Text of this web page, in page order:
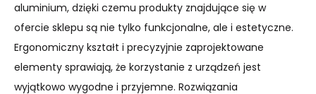
aluminium, dzięki czemu produkty znajdujące się w
ofercie sklepu są nie tylko funkcjonalne, ale i estetyczne.
Ergonomiczny kształt i precyzyjnie zaprojektowane
elementy sprawiają, że korzystanie z urządzeń jest
wyjątkowo wygodne i przyjemne. Rozwiązania